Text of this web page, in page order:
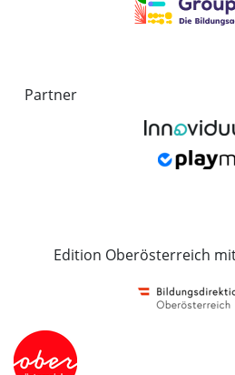
Partner
Edition Oberösterreich mit